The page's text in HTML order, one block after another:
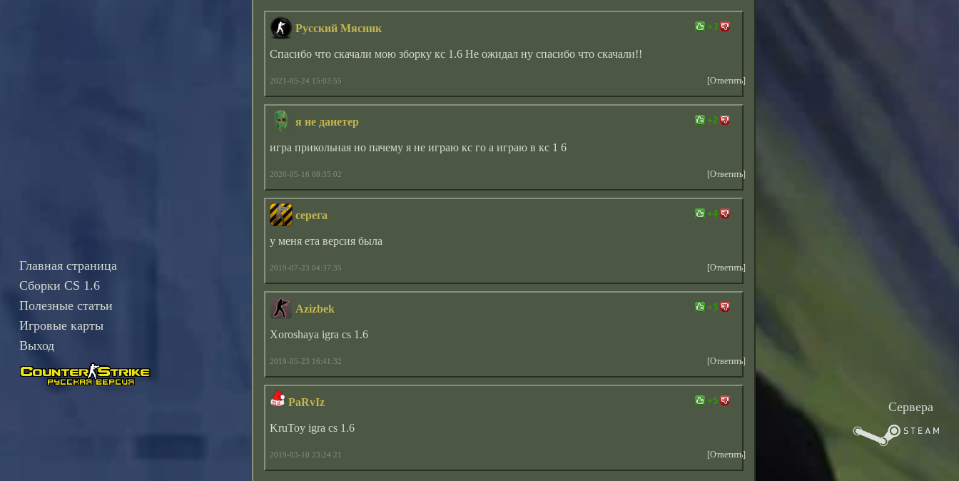
Главная страница
Сборки CS 1.6
Полезные статьи
Игровые карты
Выход
Сервера
Русский Мясник
Спасибо что скачали мою зборку кс 1.6 Не ожидал ну спасибо что скачали!!
2021-05-24 15:03:55 [Ответить]
+3
я не данетер
игра прикольная но пачему я не играю кс го а играю в кс 1 6
2020-05-16 08:35:02 [Ответить]
+2
серега
у меня ета версия была
2019-07-23 04:37:35 [Ответить]
+4
Azizbek
Xoroshaya igra cs 1.6
2019-05-23 16:41:32 [Ответить]
+3
PaRvIz
KruToy igra cs 1.6
2019-03-10 23:24:21 [Ответить]
+5